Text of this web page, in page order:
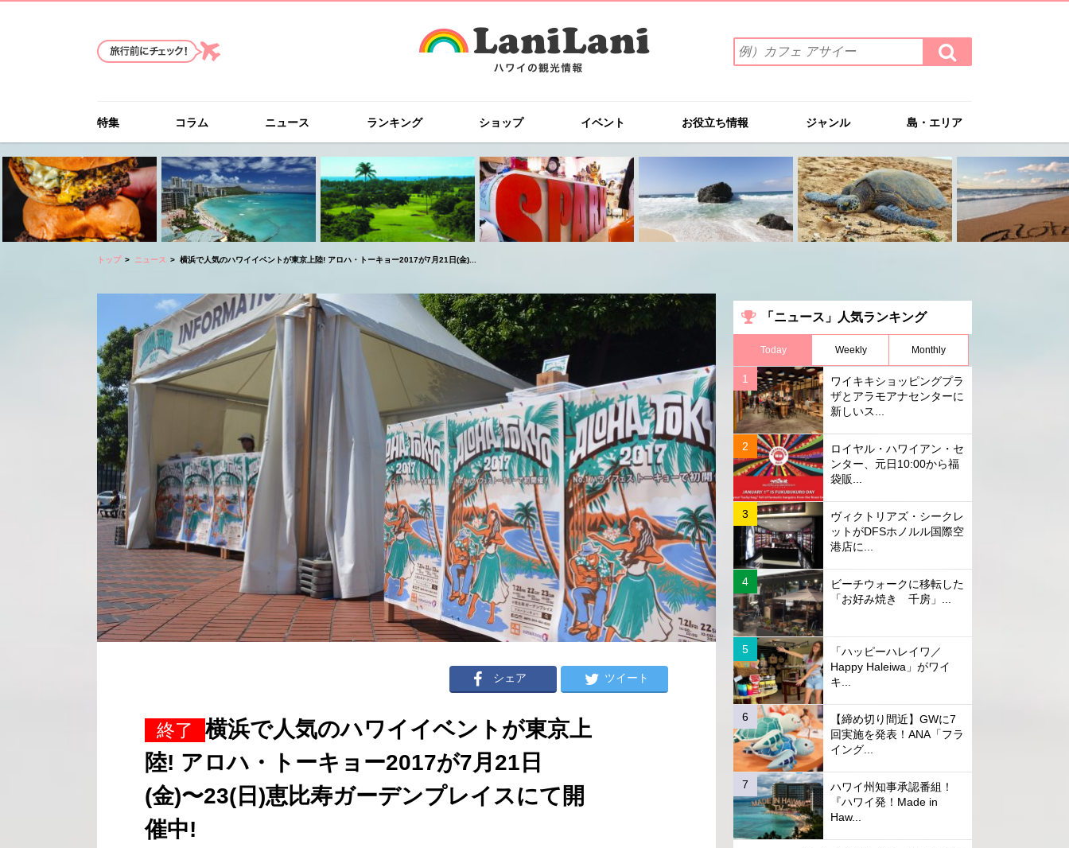
索
ワ
を
入
カ
フ
ェ
イ
ー
検
索
す
特集 コラム ニュース ランキング ショップ イベント お役立ち情報 ジャンル 島・エリア
トップ ニュース 横浜で人気のハワイイベントが東京上陸! アロハ・トーキョー2017が7月21日(金)...
シェア ツイート
終了
横浜で人気のハワイイベントが東京上
陸! アロハ・トーキョー2017が7月21日
(金)〜23(日)恵比寿ガーデンプレイスにて開
催中!
「ニュース」人気ランキング
Today Weekly Monthly
ワイキキショッピングプラ
ザとアラモアナセンターに
新しいス...
ロイヤル・ハワイアン・セ
ンター、元日10:00から福
袋販...
ヴィクトリアズ・シークレ
ットがDFSホノルル国際空
港店に...
ビーチウォークに移転した
「お好み焼き 千房」...
「ハッピーハレイワ／
Happy Haleiwa」がワイ
キ...
【締め切り間近】GWに7
回実施を発表！ANA「フラ
イング...
ハワイ州知事承認番組！
『ハワイ発！Made in
Haw...